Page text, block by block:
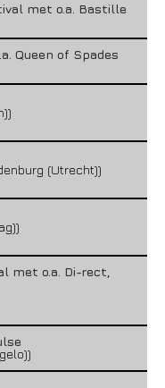
met o.a. Bastille
Queen of Spades
(Utrecht))
met o.a. Di-rect,